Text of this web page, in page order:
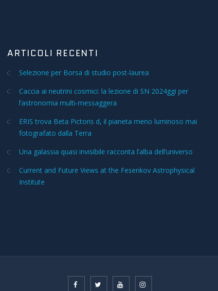
ARTICOLI RECENTI
Selezione per Borsa di studio post-laurea
Caccia ai neutrini cosmici: la lezione di SN 2024ggi per
l’astronomia multi-messaggera
ERIS trova Beta Pictoris d, il pianeta meno luminoso mai
fotografato dalla Terra
Una galassia quasi invisibile racconta l’alba dell’universo
Current and Future Views at the Fesenkov Astrophysical
Institute